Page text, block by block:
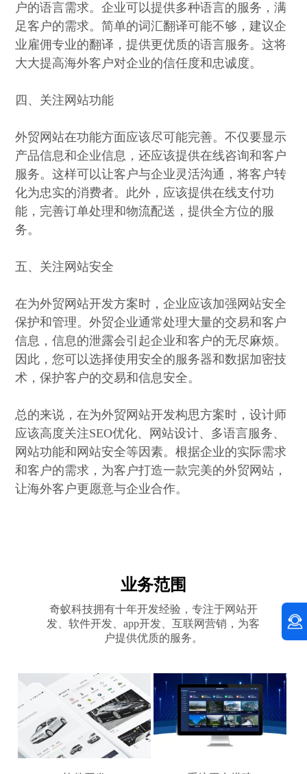
户的语言需求。企业可以提供多种语言的服务，满
足客户的需求。简单的词汇翻译可能不够，建议企
业雇佣专业的翻译，提供更优质的语言服务。这将
大大提高海外客户对企业的信任度和忠诚度。
四、关注网站功能
外贸网站在功能方面应该尽可能完善。不仅要显示
产品信息和企业信息，还应该提供在线咨询和客户
服务。这样可以让客户与企业灵活沟通，将客户转
化为忠实的消费者。此外，应该提供在线支付功
能，完善订单处理和物流配送，提供全方位的服
务。
五、关注网站安全
在为外贸网站开发方案时，企业应该加强网站安全
保护和管理。外贸企业通常处理大量的交易和客户
信息，信息的泄露会引起企业和客户的无尽麻烦。
因此，您可以选择使用安全的服务器和数据加密技
术，保护客户的交易和信息安全。
总的来说，在为外贸网站开发构思方案时，设计师
应该高度关注SEO优化、网站设计、多语言服务、
网站功能和网站安全等因素。根据企业的实际需求
和客户的需求，为客户打造一款完美的外贸网站，
让海外客户更愿意与企业合作。
业务范围
奇蚁科技拥有十年开发经验，专注于网站开
发、软件开发、app开发、互联网营销，为客
户提供优质的服务。